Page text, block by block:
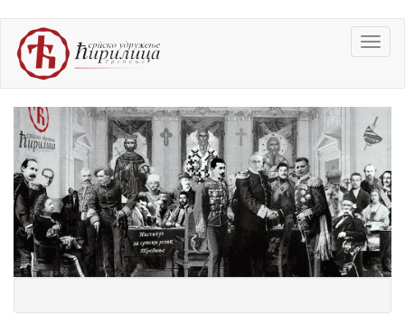
main
content